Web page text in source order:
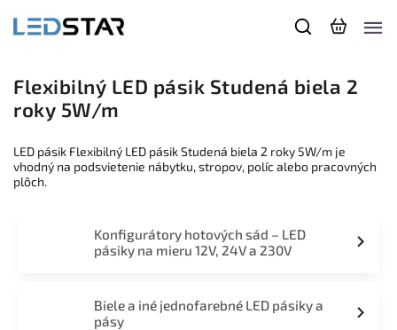
Flexibilný LED pásik Studená biela 2
roky 5W/m
LED pásik Flexibilný LED pásik Studená biela 2 roky 5W/m je
vhodný na podsvietenie nábytku, stropov, políc alebo pracovných
plôch.
Konfigurátory hotových sád – LED
pásiky na mieru 12V, 24V a 230V
Biele a iné jednofarebné LED pásiky a
pásy